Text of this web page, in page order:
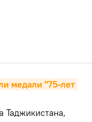
медали "75-лет
Таджикистана,